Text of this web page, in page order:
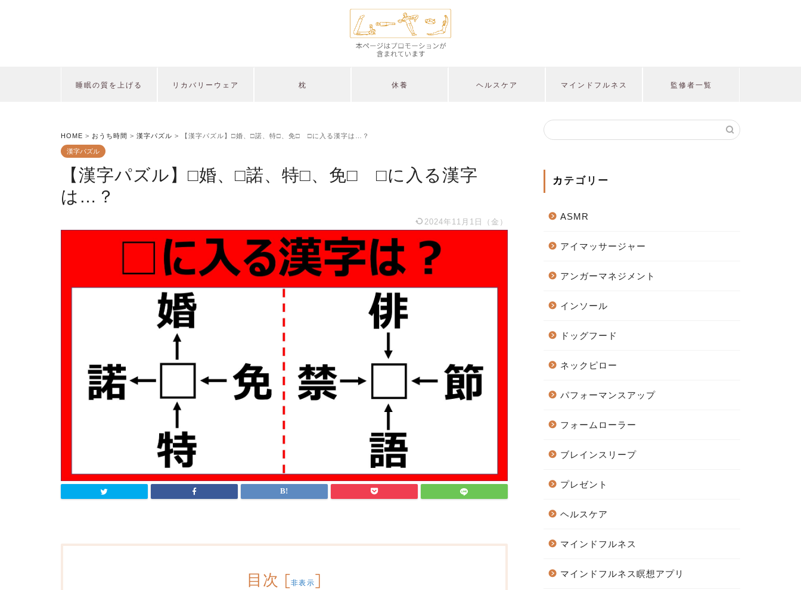
睡眠の質を上げる リカバリーウェア 枕 休養 ヘルスケア マインドフルネス 監修者一覧
HOME > おうち時間 > 漢字パズル > 【漢字パズル】□婚、□諾、特□、免□ □に入る漢字は…？
漢字パズル
【漢字パズル】□婚、□諾、特□、免□ □に入る漢字
は…？
2024年11月1日（金）
目次 [非表示]
カテゴリー
ASMR
アイマッサージャー
アンガーマネジメント
インソール
ドッグフード
ネックピロー
パフォーマンスアップ
フォームローラー
ブレインスリープ
プレゼント
ヘルスケア
マインドフルネス
マインドフルネス瞑想アプリ